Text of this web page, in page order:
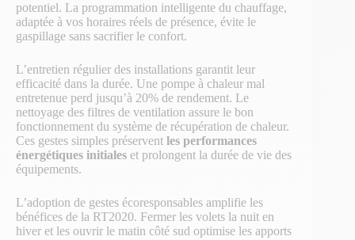
potentiel. La programmation intelligente du chauffage,
adaptée à vos horaires réels de présence, évite le
gaspillage sans sacrifier le confort.
L’entretien régulier des installations garantit leur
efficacité dans la durée. Une pompe à chaleur mal
entretenue perd jusqu’à 20% de rendement. Le
nettoyage des filtres de ventilation assure le bon
fonctionnement du système de récupération de chaleur.
Ces gestes simples préservent les performances
énergétiques initiales et prolongent la durée de vie des
équipements.
L’adoption de gestes écoresponsables amplifie les
bénéfices de la RT2020. Fermer les volets la nuit en
hiver et les ouvrir le matin côté sud optimise les apports